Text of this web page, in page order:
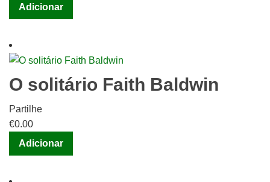
Adicionar
O solitário Faith Baldwin
Partilhe
€0.00
Adicionar